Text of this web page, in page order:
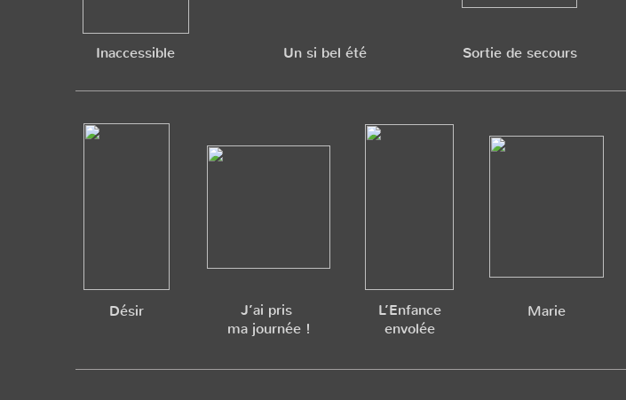
Inaccessible Un si bel été Sortie de secours
Désir
J’ai pris
ma journée !
L’Enfance
envolée
Marie